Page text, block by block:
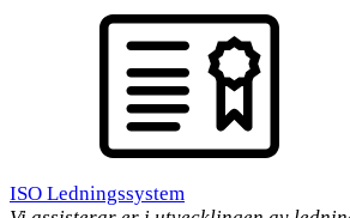
ISO Ledningssystem